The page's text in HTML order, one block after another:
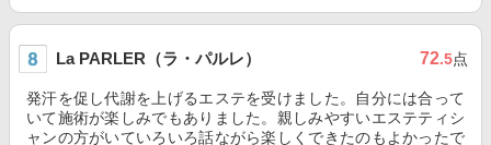
La PARLER（ラ・パルレ） 72.5点
発汗を促し代謝を上げるエステを受けました。自分には合って
いて施術が楽しみでもありました。親しみやすいエステティシ
ャンの方がいていろいろ話ながら楽しくできたのもよかったで